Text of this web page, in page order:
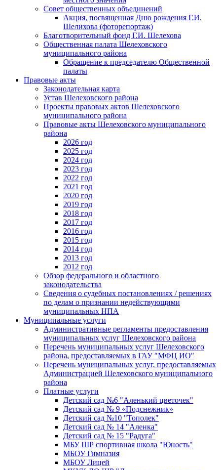
Совет общественных объединений
Акция, посвященная Дню рождения Г.И.
Шелихова (фоторепортаж)
Благотворительный фонд Г.И. Шелехова
Общественная палата Шелеховского
муниципального района
Обращение к председателю Общественной
палаты
Правовые акты
Законодательная карта
Устав Шелеховского района
Проекты правовых актов Шелеховского
муниципального района
Правовые акты Шелеховского муниципального
района
2026 год
2025 год
2024 год
2023 год
2022 год
2021 год
2020 год
2019 год
2018 год
2017 год
2016 год
2015 год
2014 год
2013 год
2012 год
Обзор федерального и областного
законодательства
Сведения о судебных постановлениях / решениях
по делам о признании недействующими
муниципальных НПА
Муниципальные услуги
Административные регламенты предоставления
муниципальных услуг Шелеховского района
Перечень муниципальных услуг Шелеховского
района, предоставляемых в ГАУ "МФЦ ИО"
Перечень муниципальных услуг, предоставляемых
Администрацией Шелеховского муниципального
района
Платные услуги
Детский сад №6 "Аленький цветочек"
Детский сад № 9 «Подснежник»
Детский сад №10 "Тополек"
Детский сад № 14 "Аленка"
Детский сад № 15 "Радуга"
МБУ ШР спортивная школа "Юность"
МБОУ Гимназия
МБОУ Лицей